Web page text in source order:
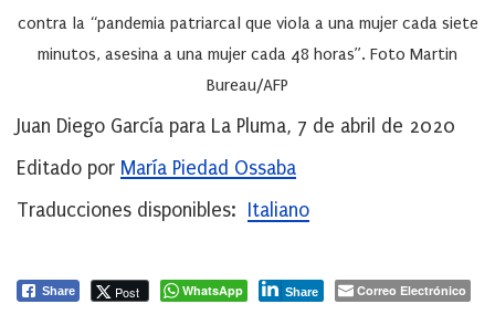
contra la “pandemia patriarcal que viola a una mujer cada siete
minutos, asesina a una mujer cada 48 horas”. Foto Martin
Bureau/AFP
Juan Diego García para La Pluma, 7 de abril de 2020
Editado por María Piedad Ossaba
Traducciones disponibles:
Italiano
Share Post WhatsApp Share Correo Electrónico